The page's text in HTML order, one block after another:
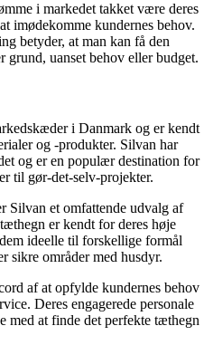
i markedet takket være deres
imødekomme kundernes behov.
betyder, at man kan få den
uanset behov eller budget.
i Danmark og er kendt
og -produkter. Silvan har
og er en populær destination for
til gør-det-selv-projekter.
Silvan et omfattende udvalg af
er kendt for deres høje
ideelle til forskellige formål
sikre områder med husdyr.
af at opfylde kundernes behov
Deres engagerede personale
med at finde det perfekte tæthegn